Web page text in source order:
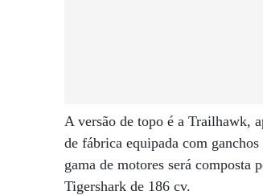
A versão de topo é a Trailhawk,
de fábrica equipada com
gama de motores será
Tigershark de 186 cv.